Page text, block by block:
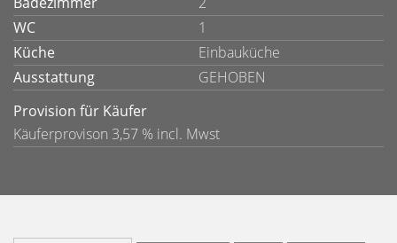
WC
1
Küche
Einbauküche
Ausstattung
GEHOBEN
Provision für Käufer
Käuferprovison 3,57 % incl. Mwst